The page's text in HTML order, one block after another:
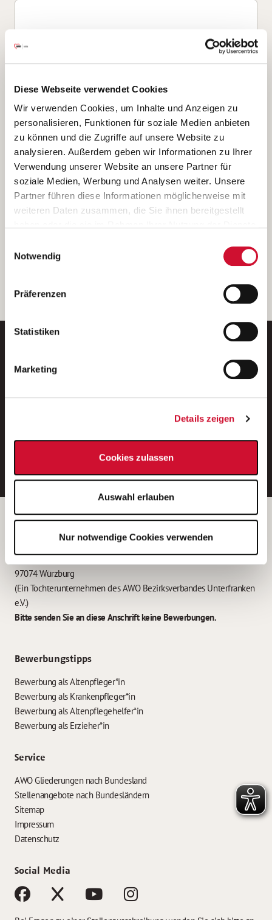
Diese Webseite verwendet Cookies
Wir verwenden Cookies, um Inhalte und Anzeigen zu
personalisieren, Funktionen für soziale Medien anbieten
zu können und die Zugriffe auf unsere Website zu
analysieren. Außerdem geben wir Informationen zu Ihrer
Verwendung unserer Website an unsere Partner für
soziale Medien, Werbung und Analysen weiter. Unsere
Partner führen diese Informationen möglicherweise mit
weiteren Daten zusammen, die Sie ihnen bereitgestellt
Wenn Sie auf „Cookies zulassen“ klicken, so stimmen
Sie der Speicherung sämtlicher Cookies zu. Sie können
Ihre Einwilligung selbstverständlich jederzeit widerrufen,
indem Sie die Cookie-Einstellungen aufrufen und diese
unserer
Notwendig
Präferenzen
Statistiken
Marketing
Details zeigen
Cookies zulassen
Auswahl erlauben
Nur notwendige Cookies verwenden
Ich bin damit einverstanden, dass meine personenbezogenen Daten
ausschließlich zum Zweck der Durchführung der Kontaktanfrage
verarbeitet, auf IT- Systemen der Garitz Bewirtschaftungsbetriebe
GmbH, Heinrich-von-Kleist-Straße 2, 97688 Bad Kissingen
(Betreiber) gespeichert und an die für das Stellenangebot
verantwortliche Stelle zur Kontaktaufnahme weitergegeben
werden.
Diese Einwilligungserklärung kann ich jederzeit gegenüber dem
Weitere Details können Sie der
entnehmen.
E-Mail-Adresse eintragen
Betreiber der Webseite
Garitz Bewirtschaftungsbetriebe GmbH
Kantstraße 45a
97074 Würzburg
(Ein Tochterunternehmen des AWO Bezirksverbandes Unterfranken
e.V.)
Bitte senden Sie an diese Anschrift keine Bewerbungen.
Bewerbungstipps
Bewerbung als Altenpfleger*in
Bewerbung als Krankenpfleger*in
Bewerbung als Altenpflegehelfer*in
Bewerbung als Erzieher*in
Service
AWO Gliederungen nach Bundesland
Stellenangebote nach Bundesländern
Sitemap
Impressum
Datenschutz
Social Media